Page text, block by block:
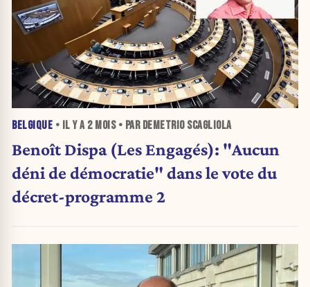
BELGIQUE • IL Y A 2 MOIS• PAR DEMETRIO SCAGLIOLA
Benoît Dispa (Les Engagés): "Aucun
déni de démocratie" dans le vote du
décret-programme 2